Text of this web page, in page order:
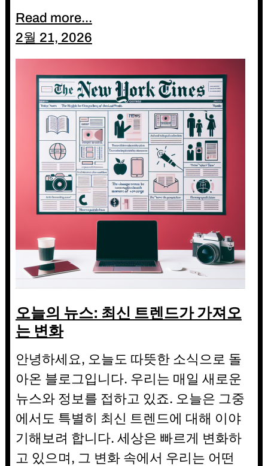
Read more...
2월 21, 2026
오늘의 뉴스: 최신 트렌드가 가져오
는 변화
안녕하세요, 오늘도 따뜻한 소식으로 돌
아온 블로그입니다. 우리는 매일 새로운
뉴스와 정보를 접하고 있죠. 오늘은 그중
에서도 특별히 최신 트렌드에 대해 이야
기해보려 합니다. 세상은 빠르게 변화하
고 있으며, 그 변화 속에서 우리는 어떤